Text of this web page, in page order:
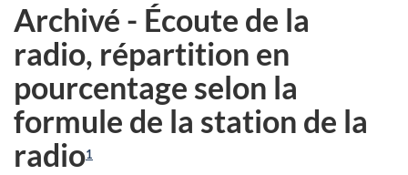
Archivé - Écoute de la
radio, répartition en
pourcentage selon la
formule de la station de la
radio1